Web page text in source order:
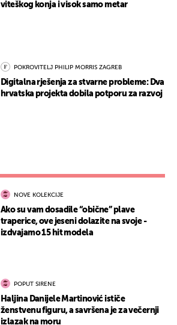
viteškog konja i visok samo metar
POKROVITELJ PHILIP MORRIS ZAGREB
Digitalna rješenja za stvarne probleme: Dva
hrvatska projekta dobila potporu za razvoj
NOVE KOLEKCIJE
Ako su vam dosadile “obične” plave
traperice, ove jeseni dolazite na svoje -
izdvajamo 15 hit modela
POPUT SIRENE
Haljina Danijele Martinović ističe
ženstvenu figuru, a savršena je za večernji
izlazak na moru